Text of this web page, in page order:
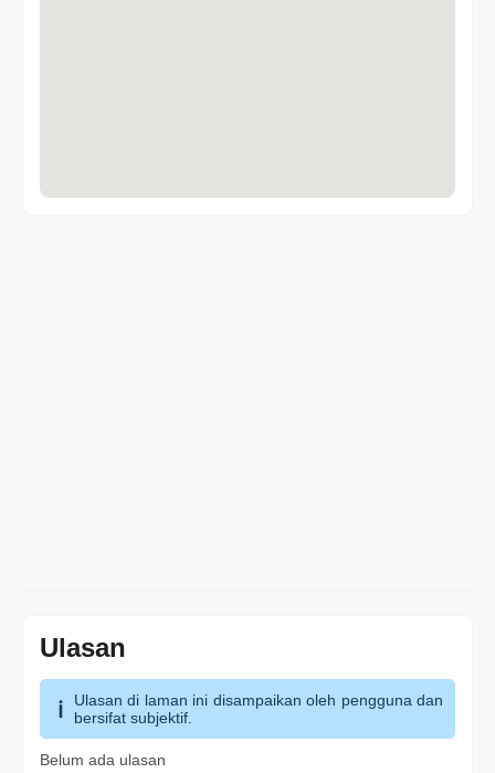
Ulasan
Ulasan di laman ini disampaikan oleh pengguna dan
bersifat subjektif.
Belum ada ulasan